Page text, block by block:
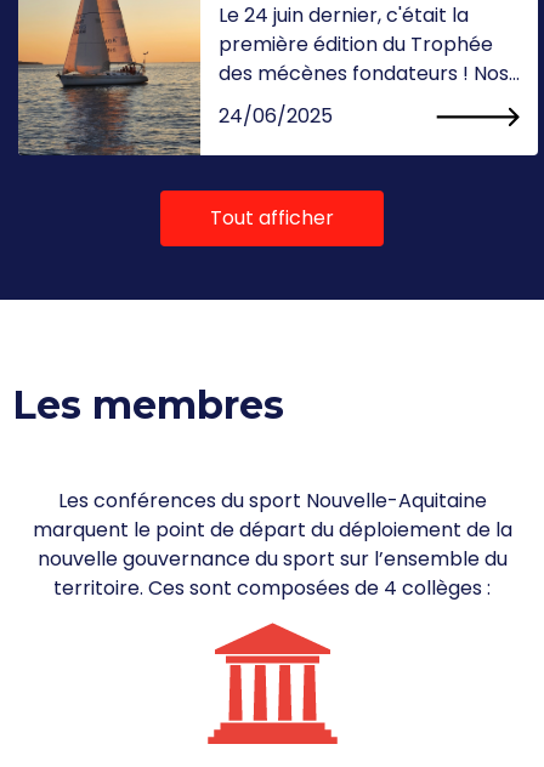
Le 24 juin dernier, c'était la
première édition du Trophée
des mécènes fondateurs ! Nos...
24/06/2025
Tout afficher
Les membres
Les conférences du sport Nouvelle-Aquitaine
marquent le point de départ du déploiement de la
nouvelle gouvernance du sport sur l’ensemble du
territoire. Ces sont composées de 4 collèges :